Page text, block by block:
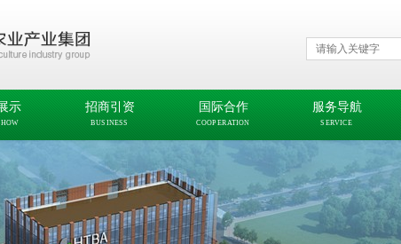
示 招商引资
BUSINESS
国际合作
COOPERATION
服务导航
SERVICE